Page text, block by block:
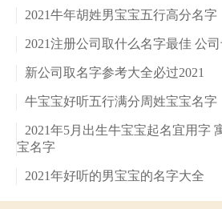
2021牛年胡姓男宝宝五行高分名字
2021注册公司取什么名字最佳 公
新公司取名字参考大全必过2021
牛宝宝好听五行满分周姓宝宝名字
2021年5月出生牛宝宝起名宜用字
宝名字
2021年好听的男宝宝的名字大全